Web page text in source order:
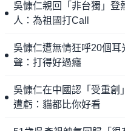
吳慷仁親回「非台獨」
人：為祖國打Call
吳慷仁遭無情狂呼20個
聲：打得好過癮
吳慷仁在中國認「受重創
遭虧：貓都比你好看